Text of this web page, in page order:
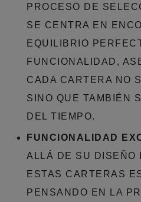
PROCESO DE
SE CENTRA EN
EQUILIBRIO
FUNCIONALIDAD,
CADA CARTERA NO
SINO QUE TAMBIÉN
DEL TIEMPO.
FUNCIONALIDAD
ALLÁ DE SU DISEÑO
ESTAS CARTERAS
PENSANDO EN LA